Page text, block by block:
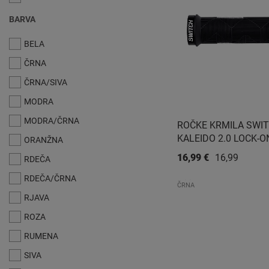
BARVA
BELA
ČRNA
ČRNA/SIVA
MODRA
MODRA/ČRNA
ORANŽNA
RDEČA
RDEČA/ČRNA
RJAVA
ROZA
RUMENA
SIVA
ROČKE KRMILA
KALEIDO 2.0 LOCK-
ČRNA
16,99 €
16,99 €